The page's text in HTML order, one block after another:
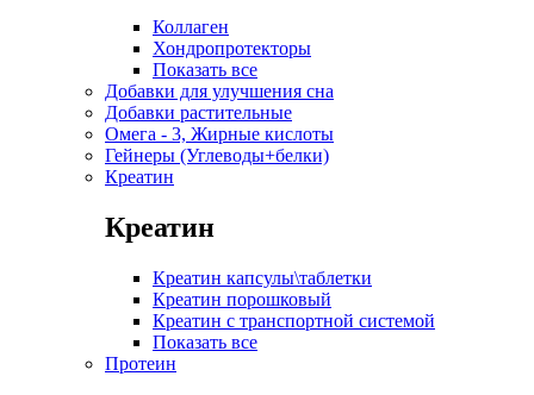
Коллаген
Хондропротекторы
Показать все
Добавки для улучшения сна
Добавки растительные
Омега - 3, Жирные кислоты
Гейнеры (Углеводы+белки)
Креатин
Креатин
Креатин капсулы\таблетки
Креатин порошковый
Креатин с транспортной системой
Показать все
Протеин